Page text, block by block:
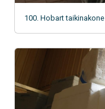
100. Hobart taikinakone